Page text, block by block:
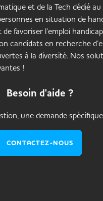
et de la Tech dédié au
en situation de
favoriser l’emploi
candidats en recherche
à la diversité. Nos
!
Besoin d'aide ?
une demande
CONTACTEZ-NOUS